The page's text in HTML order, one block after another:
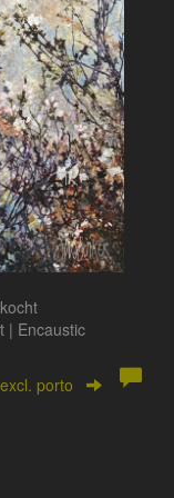
| Encaustic
porto